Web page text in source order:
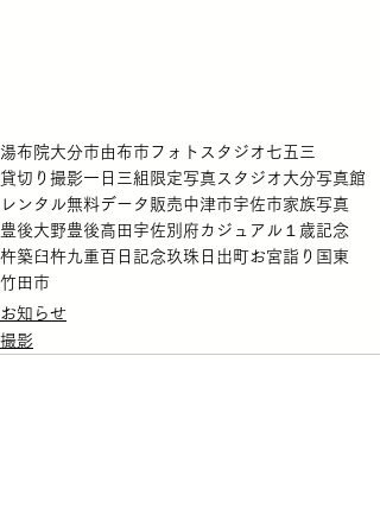
湯布院大分市 由布市 フォトスタジオ 七五三
貸切り撮影一日三組限定写真スタジオ 大分写真館
レンタル無料データ販売中津市宇佐市家族写真
豊後大野豊後高田 宇佐別府 カジュアル １歳記念
杵築 臼杵九重百日記念玖珠 日出町お宮詣り 国東
竹田市
お知らせ
撮影